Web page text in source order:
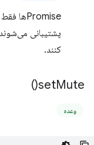
کنند.
setMute(
)
وعده